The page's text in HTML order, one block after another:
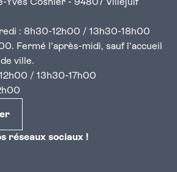
Yves Cosnier - 94807 Villejuif
: 8h30-12h00 / 13h30-18h00
Fermé l'après-midi, sauf l'accueil
ville.
/ 13h30-17h00
réseaux sociaux !